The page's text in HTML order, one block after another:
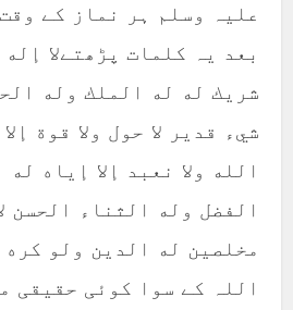
علیہ وسلم ہر نماز کے
بعد یہ کلمات پڑھتےلا إله
شريك له له الملك وله
شيء قدير لا حول ولا قوة
الله ولا نعبد إلا إياه
الفضل وله الثناء الحسن
مخلصين له الدين ولو
اللہ کے سوا کوئی حقیقی